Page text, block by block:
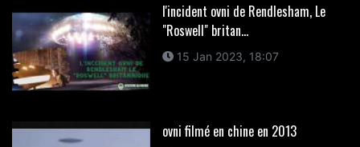
l'incident ovni de Rendlesham, Le
"Roswell" britan...
15 Jan 2023, 18:07
ovni filmé en chine en 2013